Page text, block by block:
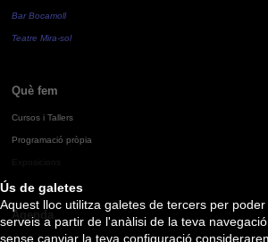
Ús de galetes
Aquest lloc utilitza galetes de tercers per
serveis a partir de l'anàlisi de la teva
sense canviar la teva configuració
Bar Bocamoll
Teatre Mira-sol
Què fem
Cursos i Tallers
Programació pròpia
Agenda